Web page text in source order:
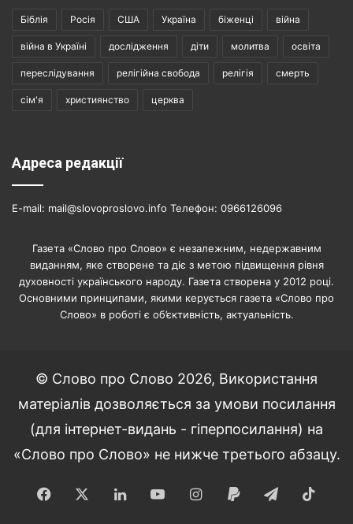
Біблія Росія США Україна біженці війна
війна в Україні дослідження діти молитва освіта
переслідування релігійна свобода релігія смерть
сім'я християнство церква
Адреса редакції
E-mail: mail@slovoproslovo.info Телефон: 0966126096
Газета «Слово про Слово» є незалежним, недержавним
виданням, яке створене та діє з метою підвищення рівня
духовності українського народу. Газета створена у 2012 році.
Основними принципами, якими керується газета «Слово про
Слово» в роботі є об’єктивність, актуальність.
© Слово про Слово 2026, Використання
матеріалів дозволяється за умови посилання
(для інтернет-видань - гіперпосилання) на
«Слово про Слово» не нижче третього абзацу.
Facebook LinkedInYouTubeInstagram
Paypal Telegram